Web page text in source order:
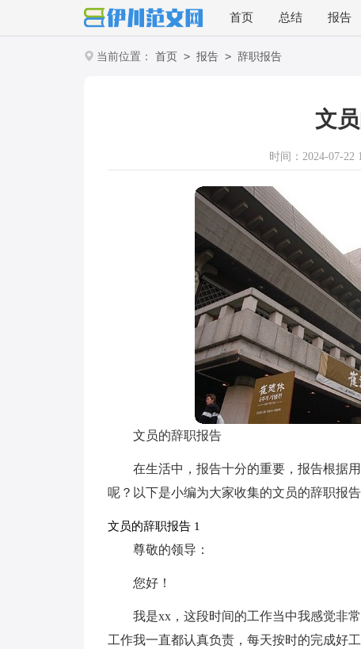
首页 总结 报告
当前位置： 首页 > 报告 > 辞职报告
文
时间：2024-07-22
文员的辞职报告
在生活中，报告十分的重要，报告根据
呢？以下是小编为大家收集的文员的辞职报
文员的辞职报告 1
尊敬的领导：
您好！
我是xx，这段时间的工作当中我感觉非
工作我一直都认真负责，每天按时的完成好